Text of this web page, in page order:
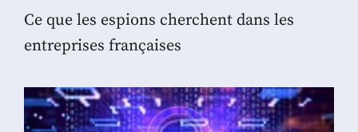
Ce que les espions cherchent dans les
entreprises françaises